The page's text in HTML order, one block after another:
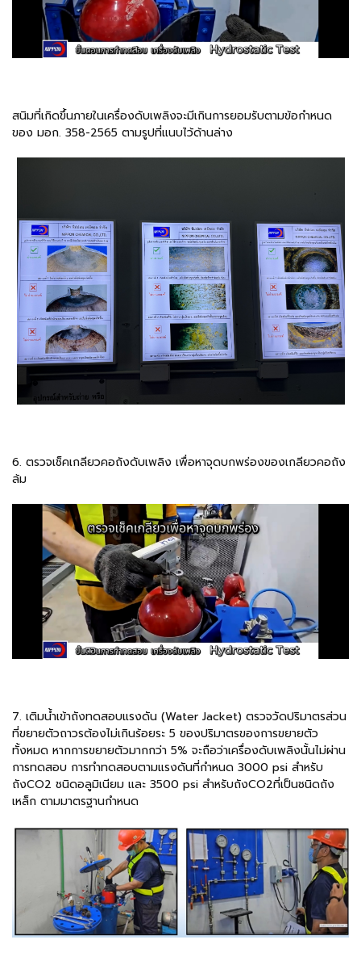
สนิมที่เกิดขึ้นภายในเครื่องดับเพลิงจะมีเกินการยอมรับตามข้อกำหนด
ของ มอก. 358-2565 ตามรูปที่แนบไว้ด้านล่าง
6. ตรวจเช็คเกลียวคอถังดับเพลิง เพื่อหาจุดบกพร่องของเกลียวคอถัง
ล้ม
7. เติมน้ำเข้าถังทดสอบแรงดัน (Water Jacket) ตรวจวัดปริมาตรส่วน
ที่ขยายตัวถาวรต้องไม่เกินร้อยระ 5 ของปริมาตรของการขยายตัว
ทั้งหมด หากการขยายตัวมากกว่า 5% จะถือว่าเครื่องดับเพลิงนั้นไม่ผ่าน
การทดสอบ การทำทดสอบตามแรงดันที่กำหนด 3000 psi สำหรับ
ถังCO2 ชนิดอลูมิเนียม และ 3500 psi สำหรับถังCO2ที่เป็นชนิดถัง
เหล็ก ตามมาตรฐานกำหนด